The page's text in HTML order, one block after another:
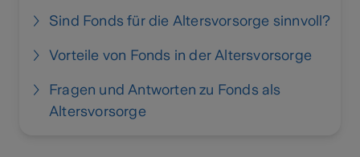
Sind Fonds für die Altersvorsorge sinnvoll?
Vorteile von Fonds in der Altersvorsorge
Fragen und Antworten zu Fonds als
Altersvorsorge